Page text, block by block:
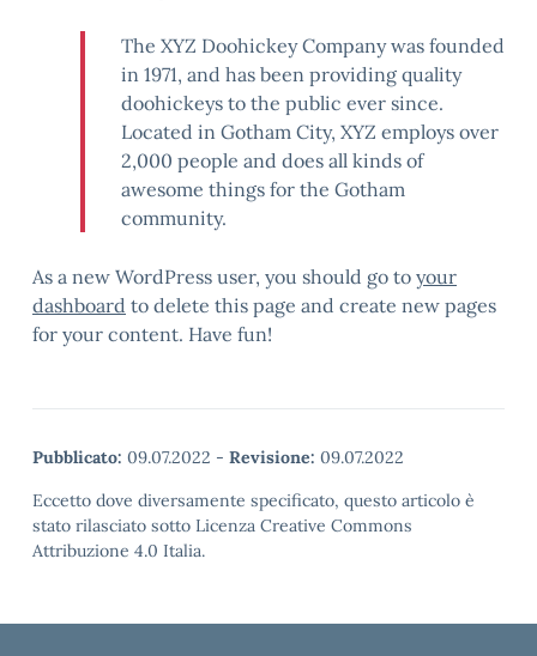
The XYZ Doohickey Company was founded
in 1971, and has been providing quality
doohickeys to the public ever since.
Located in Gotham City, XYZ employs over
2,000 people and does all kinds of
awesome things for the Gotham
community.
As a new WordPress user, you should go to your
dashboard to delete this page and create new pages
for your content. Have fun!
Pubblicato: 09.07.2022 - Revisione: 09.07.2022
Eccetto dove diversamente specificato, questo articolo è
stato rilasciato sotto Licenza Creative Commons
Attribuzione 4.0 Italia.